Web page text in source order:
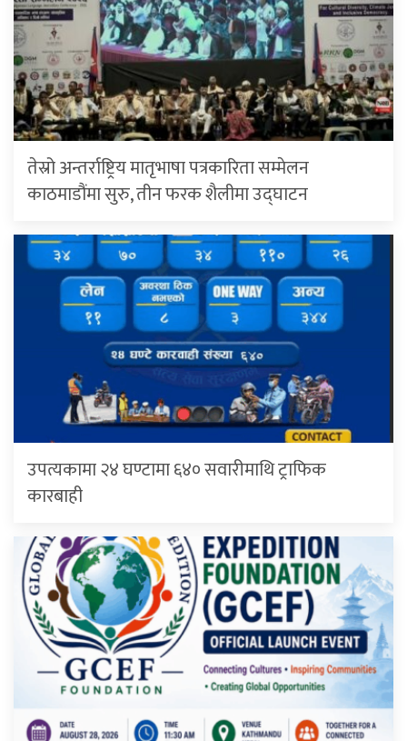
तेस्रो अन्तर्राष्ट्रिय मातृभाषा पत्रकारिता सम्मेलन
काठमाडौंमा सुरु, तीन फरक शैलीमा उद्घाटन
उपत्यकामा २४ घण्टामा ६४० सवारीमाथि ट्राफिक
कारबाही